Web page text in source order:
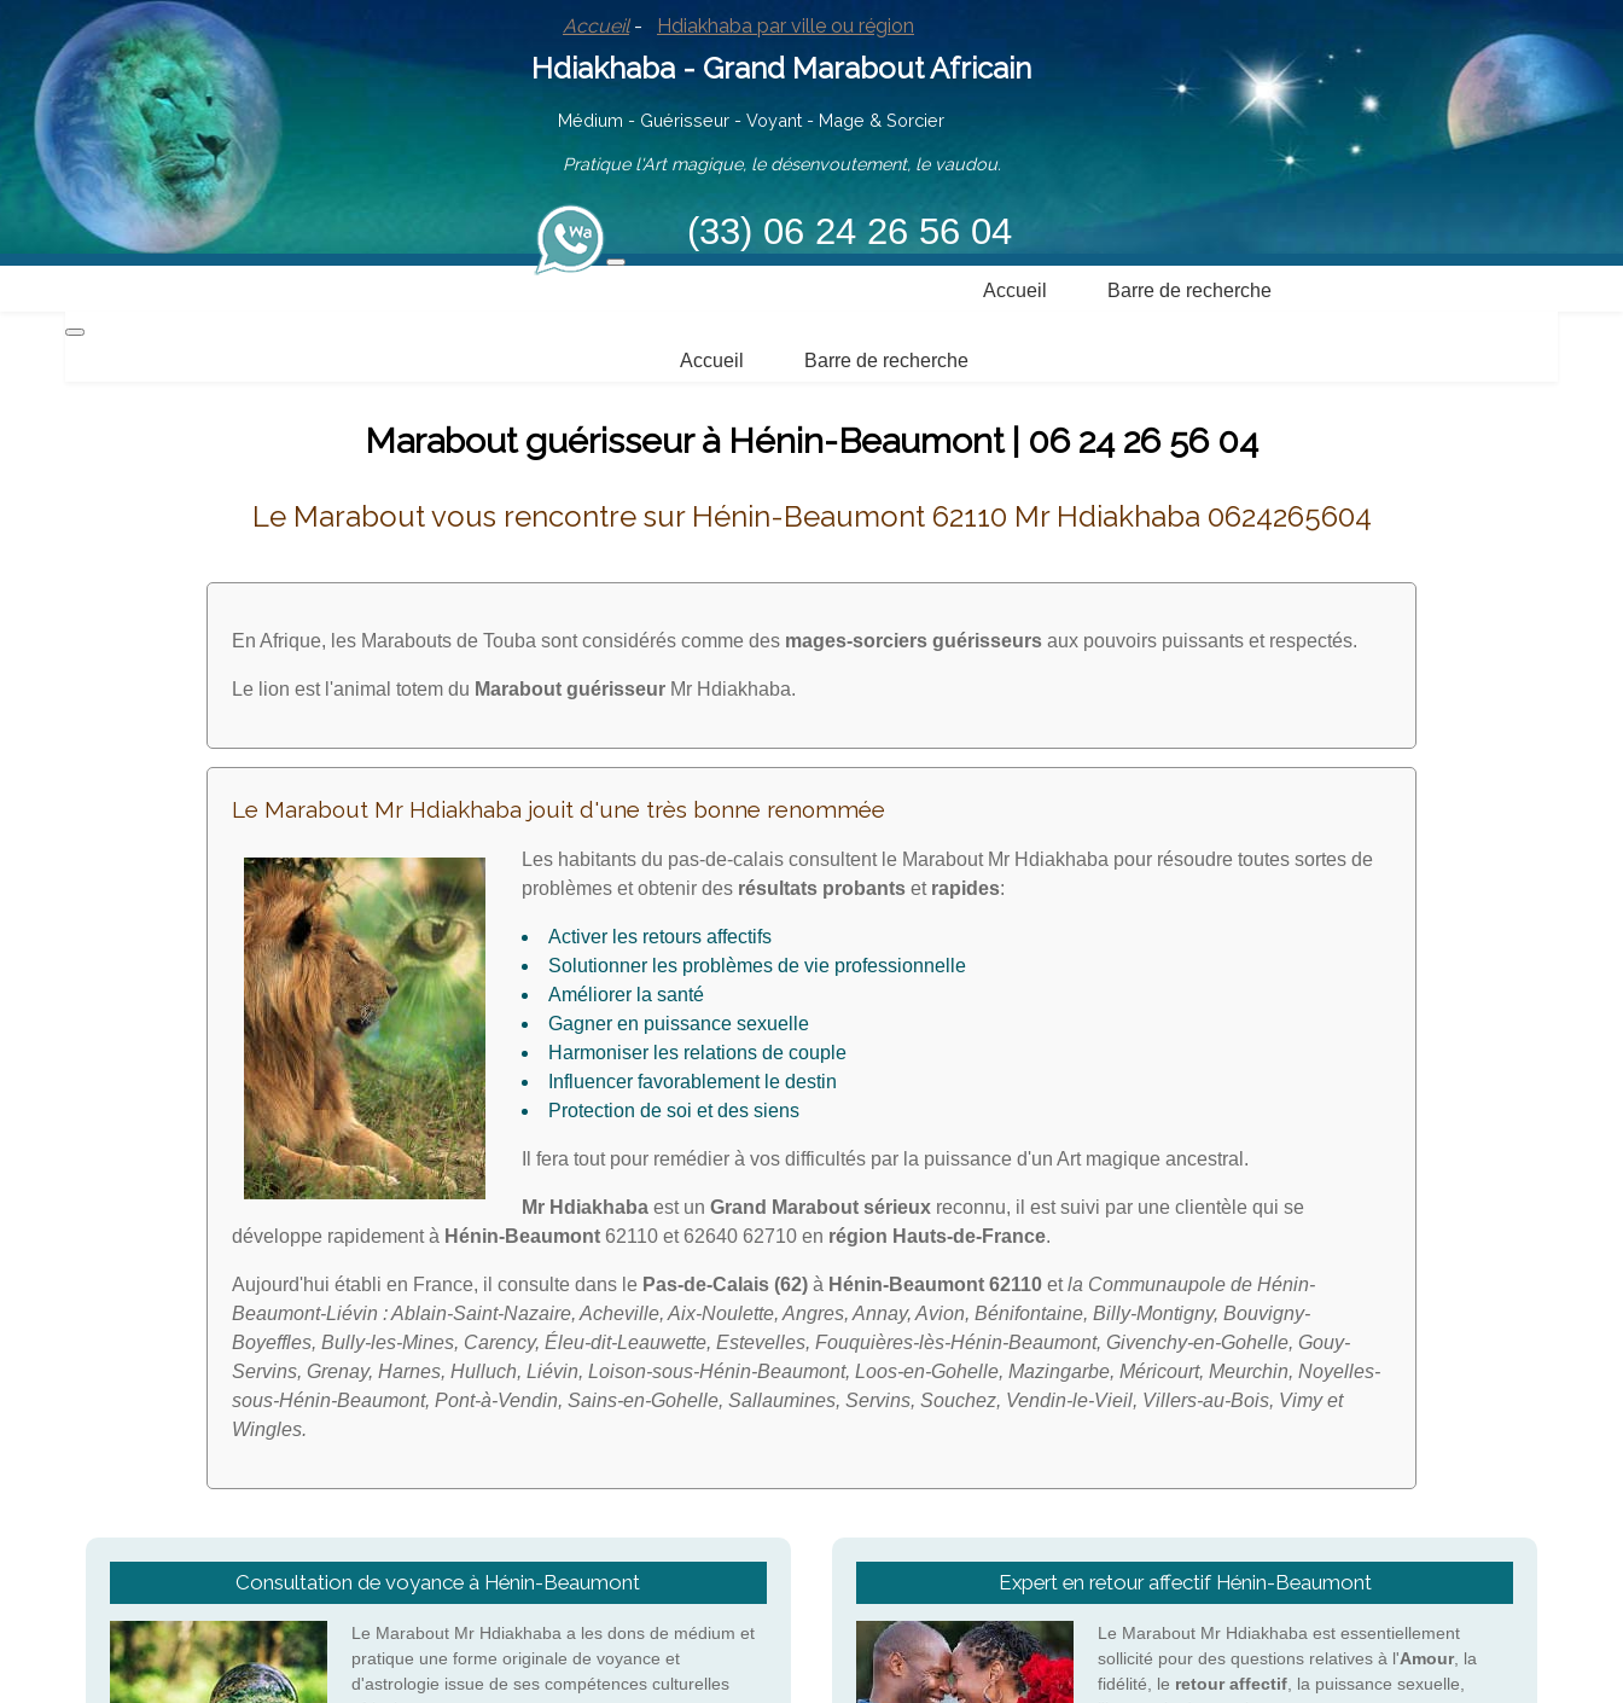
Accueil - Hdiakhaba par ville ou région
Hdiakhaba - Grand Marabout Africain
Médium - Guérisseur - Voyant - Mage & Sorcier
Pratique l'Art magique, le désenvoutement, le vaudou.
(33) 06 24 26 56 04
Accueil Barre de recherche
Accueil Barre de recherche
Marabout guérisseur à Hénin-Beaumont | 06 24 26 56 04
Le Marabout vous rencontre sur Hénin-Beaumont 62110 Mr Hdiakhaba 0624265604
En Afrique, les Marabouts de Touba sont considérés comme des mages-sorciers guérisseurs aux pouvoirs puissants et respectés.
Le lion est l'animal totem du Marabout guérisseur Mr Hdiakhaba.
Le Marabout Mr Hdiakhaba jouit d'une très bonne renommée
Les habitants du pas-de-calais consultent le Marabout Mr Hdiakhaba pour résoudre toutes sortes de
problèmes et obtenir des résultats probants et rapides:
Activer les retours affectifs
Solutionner les problèmes de vie professionnelle
Améliorer la santé
Gagner en puissance sexuelle
Harmoniser les relations de couple
Influencer favorablement le destin
Protection de soi et des siens
Il fera tout pour remédier à vos difficultés par la puissance d'un Art magique ancestral.
Mr Hdiakhaba est un Grand Marabout sérieux reconnu, il est suivi par une clientèle qui se
développe rapidement à Hénin-Beaumont 62110 et 62640 62710 en région Hauts-de-France.
Aujourd'hui établi en France, il consulte dans le Pas-de-Calais (62) à Hénin-Beaumont 62110 etla Communaupole de Hénin-
Beaumont-Liévin : Ablain-Saint-Nazaire, Acheville, Aix-Noulette, Angres, Annay, Avion, Bénifontaine, Billy-Montigny, Bouvigny-
Boyeffles, Bully-les-Mines, Carency, Éleu-dit-Leauwette, Estevelles, Fouquières-lès-Hénin-Beaumont, Givenchy-en-Gohelle, Gouy-
Servins, Grenay, Harnes, Hulluch, Liévin, Loison-sous-Hénin-Beaumont, Loos-en-Gohelle, Mazingarbe, Méricourt, Meurchin, Noyelles-
sous-Hénin-Beaumont, Pont-à-Vendin, Sains-en-Gohelle, Sallaumines, Servins, Souchez, Vendin-le-Vieil, Villers-au-Bois, Vimy et
Wingles.
Consultation de voyance à Hénin-Beaumont
Le Marabout Mr Hdiakhaba a les dons de médium et
pratique une forme originale de voyance et
d'astrologie issue de ses compétences culturelles
Expert en retour affectif Hénin-Beaumont
Le Marabout Mr Hdiakhaba est essentiellement
sollicité pour des questions relatives à l'Amour, la
fidélité, le retour affectif , la puissance sexuelle,